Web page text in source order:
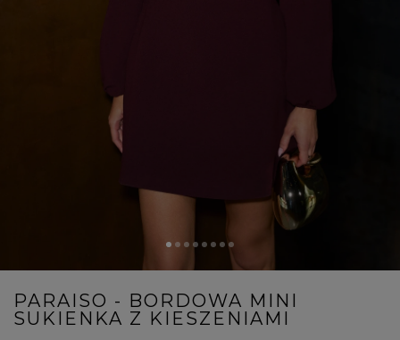
PARAISO - BORDOWA MINI
SUKIENKA Z KIESZENIAMI